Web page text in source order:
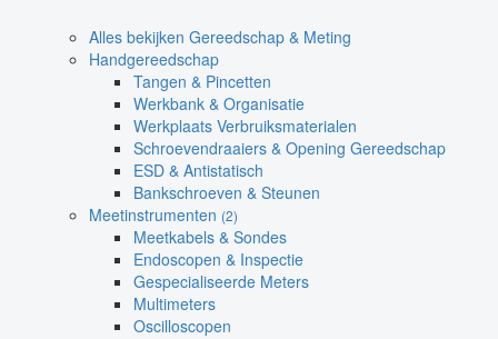
Alles bekijken Gereedschap & Meting
Handgereedschap
Tangen & Pincetten
Werkbank & Organisatie
Werkplaats Verbruiksmaterialen
Schroevendraaiers & Opening Gereedschap
ESD & Antistatisch
Bankschroeven & Steunen
Meetinstrumenten (2)
Meetkabels & Sondes
Endoscopen & Inspectie
Gespecialiseerde Meters
Multimeters
Oscilloscopen